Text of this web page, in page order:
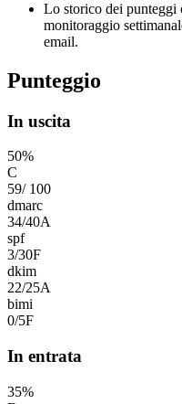
Lo storico dei punteggi
monitoraggio
email.
Punteggio
In uscita
50%
C
59/ 100
dmarc
34/40A
spf
3/30F
dkim
22/25A
bimi
0/5F
In entrata
35%